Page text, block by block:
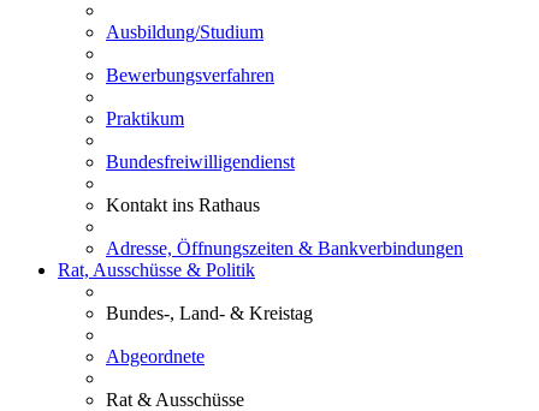
Ausbildung/Studium
Bewerbungsverfahren
Praktikum
Bundesfreiwilligendienst
Kontakt ins Rathaus
Adresse, Öffnungszeiten & Bankverbindungen
Rat, Ausschüsse & Politik
Bundes-, Land- & Kreistag
Abgeordnete
Rat & Ausschüsse